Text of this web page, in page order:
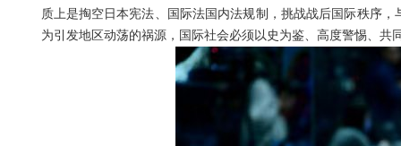
质上是掏空日本宪法、国际法国内法规制，挑战战后国际秩序
为引发地区动荡的祸源，国际社会必须以史为鉴、高度警惕、共